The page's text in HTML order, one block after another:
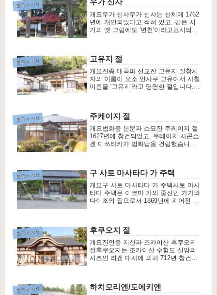
한국어 기사 우가 신사
개요우가 신사우가 신사는 신체에 1762
년에 개안되었다고 적혀 있고, 같은 시
기의 옛 그림에도 '변천'이라고표시되어
한국어 기사 고유지 절
개요진종 대곡파 신교잔 고유지 절창시
자의 이름이 오소 인샤쿠 고유여서 사찰
이름을 '고유지'라고 명명한 절입니다.고
한국어 기사 주케이지 절
개요법화종 본문파 쇼묘잔 주케이지 절
1627년에 창건되었고, 우테이치 사콘쇼
겐 미쓰타카가 법화당을 건립했습니다.
한국어 기사 구 사토 마사타다 가 주택
개요구 사토 마사타다 가 주택사토 마사
타다 주택은 이코마 가의 중신인 가가와
다이조의 집으로서 1869년에 지어진 무
한국어 기사 후쿠오지 절
개요진언종 지산파 조카이산 후쿠오지
절후쿠오지는 조카이산 수험도 신앙의
시조인 리겐 대사에 의해 712년 창건된
한국어 기사 하치모리엔/도에키엔